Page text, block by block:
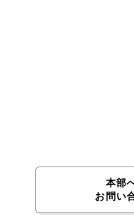
本部
お問い